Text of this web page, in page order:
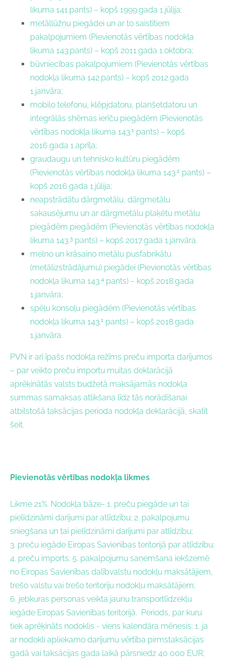
likuma 141.pants) – kopš 1999.gada 1.jūlija;
metāllūžņu piegādei un ar to saistītiem
pakalpojumiem (Pievienotās vērtības nodokļa
likuma 143.pants) – kopš 2011.gada 1.oktobra;
būvniecības pakalpojumiem (Pievienotās vērtības
nodokļa likuma 142.pants) – kopš 2012.gada
1.janvāra;
mobilo telefonu, klēpjdatoru, planšetdatoru un
integrālās shēmas ierīču piegādēm (Pievienotās
vērtības nodokļa likuma 143.1 pants) – kopš
2016.gada 1.aprīļa;
graudaugu un tehnisko kultūru piegādēm
(Pievienotās vērtības nodokļa likuma 143.2 pants) –
kopš 2016.gada 1.jūlija;
neapstrādātu dārgmetālu, dārgmetālu
sakausējumu un ar dārgmetālu plaķētu metālu
piegādēm piegādēm (Pievienotās vērtības nodokļa
likuma 143.3 pants) – kopš 2017.gada 1.janvāra.
melno un krāsaino metālu pusfabrikātu
(metālizstrādājumu) piegādei (Pievienotās vērtības
nodokļa likuma 143.4 pants) ‒ kopš 2018.gada
1.janvāra;
spēļu konsoļu piegādēm (Pievienotās vērtības
nodokļa likuma 143.1 pants) – kopš 2018.gada
1.janvāra.
PVN ir arī īpašs nodokļa režīms preču importa darījumos
– par veikto preču importu muitas deklarācijā
aprēķinātās valsts budžetā maksājamās nodokļa
summas samaksas atlikšana līdz tās norādīšanai
atbilstošā taksācijas perioda nodokļa deklarācijā, skatīt
šeit.
Pievienotās vērtības nodokļa likmes
Likme 21%. Nodokļa bāze- 1. preču piegāde un tai
pielīdzināmi darījumi par atlīdzību; 2. pakalpojumu
sniegšana un tai pielīdzināmi darījumi par atlīdzību;
3. preču iegāde Eiropas Savienības teritorijā par atlīdzību;
4. preču imports; 5. pakalpojumu saņemšana iekšzemē
no Eiropas Savienības dalībvalstu nodokļu maksātājiem,
trešo valstu vai trešo teritoriju nodokļu maksātājiem;
6. jebkuras personas veikta jaunu transportlīdzekļu
iegāde Eiropas Savienības teritorijā. Periods, par kuru
tiek aprēķināts nodoklis - viens kalendāra mēnesis: 1. ja
ar nodokli apliekamo darījumu vērtība pirmstaksācijas
gadā vai taksācijas gada laikā pārsniedz 40 000 EUR;